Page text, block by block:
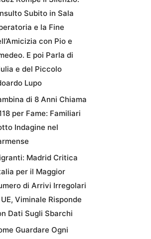
Subito in Sala
e la Fine
con Pio e
E poi Parla di
e del Piccolo
Lupo
di 8 Anni Chiama
per Fame: Familiari
Indagine nel
Madrid Critica
per il Maggior
di Arrivi Irregolari
Viminale Risponde
Dati Sugli Sbarchi
Guardare Ogni